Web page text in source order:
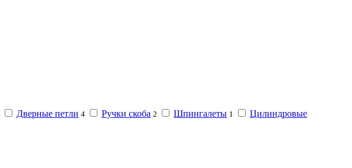
Дверные петли 4 Ручки скоба 2 Шпингалеты 1
Цилиндровые